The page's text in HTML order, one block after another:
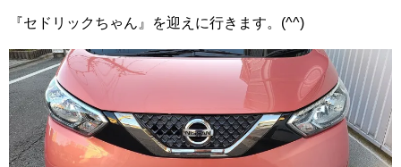
『セドリックちゃん』を迎えに行きます。(^^)